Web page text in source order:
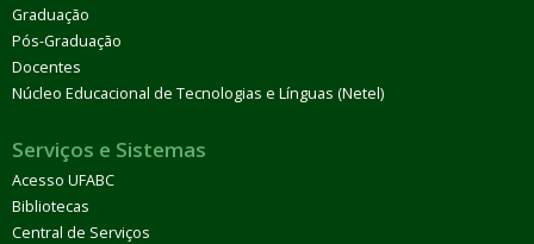
Graduação
Pós-Graduação
Docentes
Núcleo Educacional de Tecnologias e Línguas (Netel)
Serviços e Sistemas
Acesso UFABC
Bibliotecas
Central de Serviços